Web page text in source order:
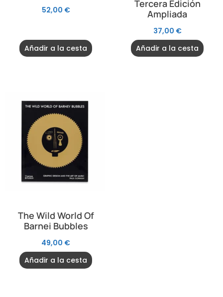
52,00 €
Añadir a la cesta
Tercera Edición
Ampliada
37,00 €
Añadir a la cesta
The Wild World Of
Barnei Bubbles
49,00 €
Añadir a la cesta